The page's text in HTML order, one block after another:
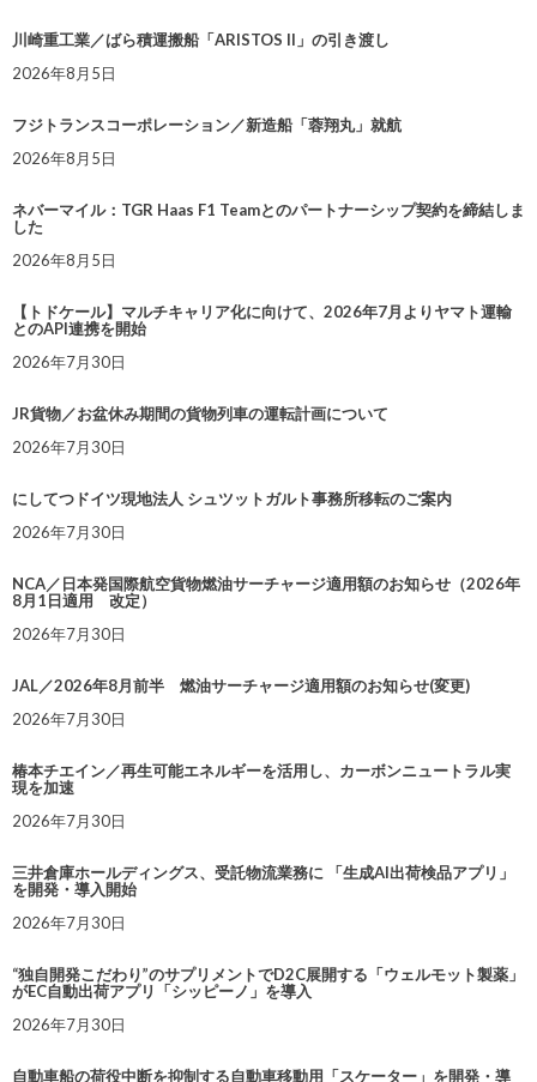
川崎重工業／ばら積運搬船「ARISTOS II」の引き渡し
2026年8月5日
フジトランスコーポレーション／新造船「蓉翔丸」就航
2026年8月5日
ネバーマイル：TGR Haas F1 Teamとのパートナーシップ契約を締結しま
した
2026年8月5日
【トドケール】マルチキャリア化に向けて、2026年7月よりヤマト運輸
とのAPI連携を開始
2026年7月30日
JR貨物／お盆休み期間の貨物列車の運転計画について
2026年7月30日
にしてつドイツ現地法人 シュツットガルト事務所移転のご案内
2026年7月30日
NCA／日本発国際航空貨物燃油サーチャージ適用額のお知らせ（2026年
8月1日適用 改定）
2026年7月30日
JAL／2026年8月前半 燃油サーチャージ適用額のお知らせ(変更)
2026年7月30日
椿本チエイン／再生可能エネルギーを活用し、カーボンニュートラル実
現を加速
2026年7月30日
三井倉庫ホールディングス、受託物流業務に 「生成AI出荷検品アプリ」
を開発・導入開始
2026年7月30日
“独自開発こだわり”のサプリメントでD2C展開する「ウェルモット製薬」
がEC自動出荷アプリ「シッピーノ」を導入
2026年7月30日
自動車船の荷役中断を抑制する自動車移動用「スケーター」を開発・導